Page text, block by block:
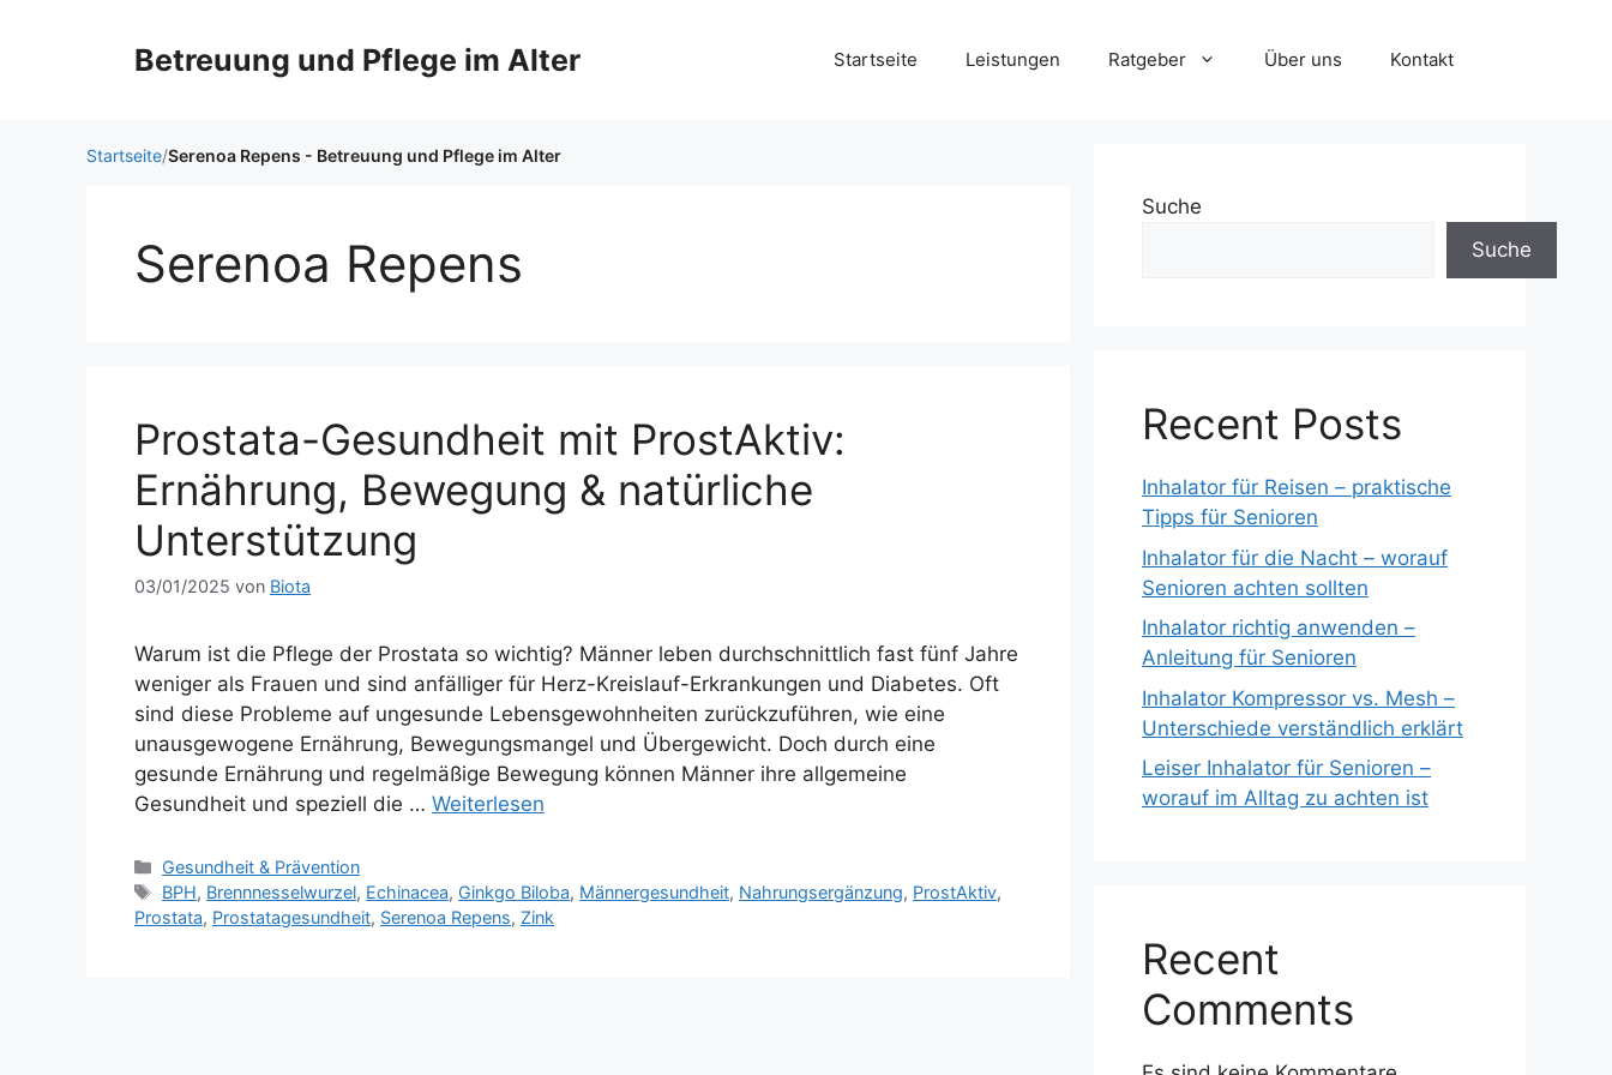
Betreuung und Pflege im Alter Startseite Leistungen Ratgeber Über uns Kontakt
Startseite/Serenoa Repens - Betreuung und Pflege im Alter
Serenoa Repens
Prostata-Gesundheit mit ProstAktiv:
Ernährung, Bewegung & natürliche
Unterstützung
03/01/2025 von Biota
Warum ist die Pflege der Prostata so wichtig? Männer leben durchschnittlich fast fünf Jahre
weniger als Frauen und sind anfälliger für Herz-Kreislauf-Erkrankungen und Diabetes. Oft
sind diese Probleme auf ungesunde Lebensgewohnheiten zurückzuführen, wie eine
unausgewogene Ernährung, Bewegungsmangel und Übergewicht. Doch durch eine
gesunde Ernährung und regelmäßige Bewegung können Männer ihre allgemeine
Gesundheit und speziell die … Weiterlesen
Kategorien
Gesundheit & Prävention
Schlagwörter
BPH, Brennnesselwurzel, Echinacea, Ginkgo Biloba, Männergesundheit, Nahrungsergänzung, ProstAktiv,
Prostata, Prostata­gesundheit, Serenoa Repens, Zink
Suche
Suche
Recent Posts
Inhalator für Reisen – praktische
Tipps für Senioren
Inhalator für die Nacht – worauf
Senioren achten sollten
Inhalator richtig anwenden –
Anleitung für Senioren
Inhalator Kompressor vs. Mesh –
Unterschiede verständlich erklärt
Leiser Inhalator für Senioren –
worauf im Alltag zu achten ist
Recent
Comments